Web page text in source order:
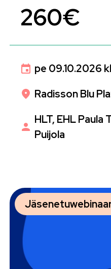
260€
pe 09.10.2026
Radisson Blu
HLT, EHL Paula
Puijola